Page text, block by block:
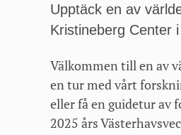
Upptäck en av
Kristineberg Center
Välkommen till en av
en tur med vårt
eller få en guidetur av
2025 års